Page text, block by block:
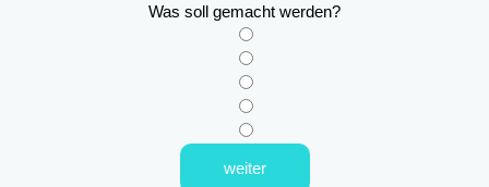
Was soll gemacht werden?
weiter